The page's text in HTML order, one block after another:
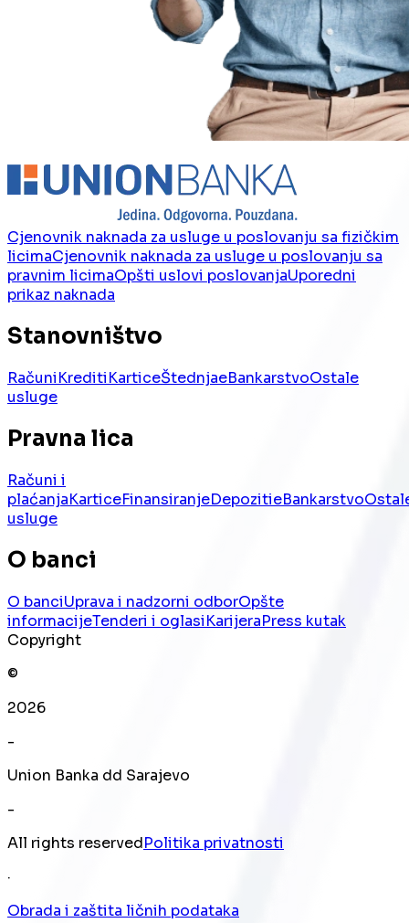
Cjenovnik naknada za usluge u poslovanju sa fizičkim
licimaCjenovnik naknada za usluge u poslovanju sa
pravnim licimaOpšti uslovi poslovanjaUporedni
prikaz naknada
Stanovništvo
RačuniKreditiKarticeŠtednjaeBankarstvoOstale
usluge
Pravna lica
Računi i
plaćanjaKarticeFinansiranjeDepozitieBankarstvo
usluge
O banci
O banciUprava i nadzorni odborOpšte
informacijeTenderi i oglasiKarijeraPress kutak
Copyright
©
2026
-
Union Banka dd Sarajevo
-
All rights reservedPolitika privatnosti
·
Obrada i zaštita ličnih podataka